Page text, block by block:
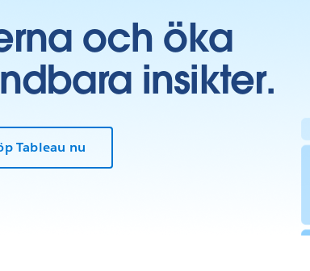
och öka
insikter.
Tableau nu